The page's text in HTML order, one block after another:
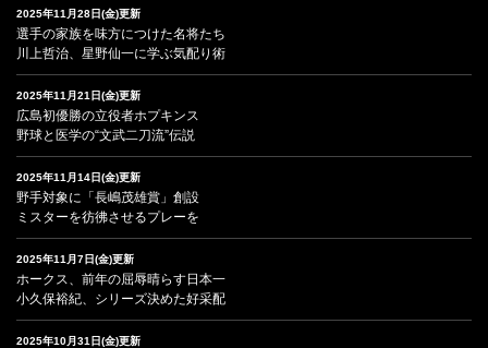
2025年11月28日(金)更新
選手の家族を味方につけた名将たち
川上哲治、星野仙一に学ぶ気配り術
2025年11月21日(金)更新
広島初優勝の立役者ホプキンス
野球と医学の“文武二刀流”伝説
2025年11月14日(金)更新
野手対象に「長嶋茂雄賞」創設
ミスターを彷彿させるプレーを
2025年11月7日(金)更新
ホークス、前年の屈辱晴らす日本一
小久保裕紀、シリーズ決めた好采配
2025年10月31日(金)更新